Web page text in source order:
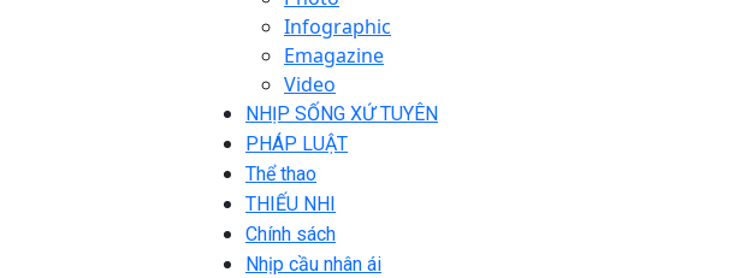
Infographic
Emagazine
Video
NHỊP SỐNG XỨ TUYÊN
PHÁP LUẬT
Thể thao
THIẾU NHI
Chính sách
Nhịp cầu nhân ái